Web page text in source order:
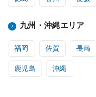
九州・沖縄エリア
福岡 佐賀 長崎
鹿児島 沖縄